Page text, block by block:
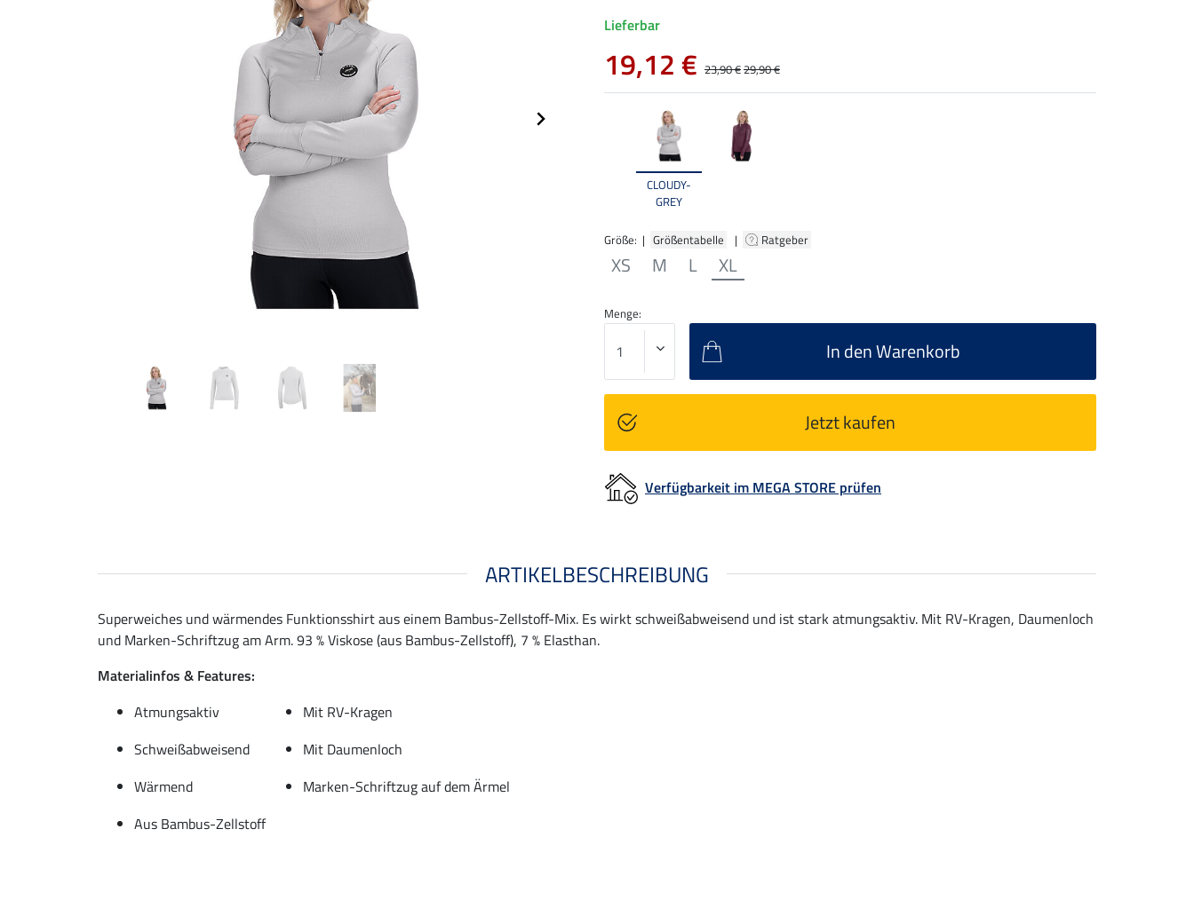
CLOUDY-
GREY
Größe: | Größentabelle | Ratgeber
XS M L XL
Lieferbar
19,12 € 23,90 €29,90 €
Menge:
In den Warenkorb
Jetzt kaufen
Verfügbarkeit im MEGA STORE prüfen
ARTIKELBESCHREIBUNG
Superweiches und wärmendes Funktionsshirt aus einem Bambus-Zellstoff-Mix. Es wirkt schweißabweisend und ist stark atmungsaktiv. Mit RV-Kragen, Daumenloch
und Marken-Schriftzug am Arm. 93 % Viskose (aus Bambus-Zellstoff), 7 % Elasthan.
Materialinfos & Features:
Atmungsaktiv
Mit RV-Kragen
Schweißabweisend
Mit Daumenloch
Wärmend
Marken-Schriftzug auf dem Ärmel
Aus Bambus-Zellstoff